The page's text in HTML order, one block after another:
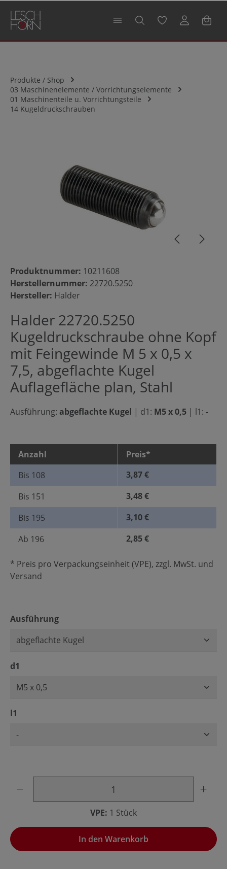
springen
Produkte / Shop
03 Maschinenelemente / Vorrichtungselemente
01 Maschinenteile u. Vorrichtungsteile
14 Kugeldruckschrauben
Produktnummer: 10211608
Herstellernummer: 22720.5250
Hersteller: Halder
Halder 22720.5250
Kugeldruckschraube ohne Kopf
mit Feingewinde M 5 x 0,5 x
7,5, abgeflachte Kugel
Auflagefläche plan, Stahl
Ausführung: abgeflachte Kugel | d1: M5 x 0,5 | l1: -
Anzahl
Preis*
Bis 108
3,87 €
Bis 151
3,48 €
Bis 195
3,10 €
Ab 196 2,85 €
* Preis pro Verpackungseinheit (VPE), zzgl. MwSt. und
Versand
Ausführungauswählen
d1
l1
VPE: 1 Stück
In den Warenkorb